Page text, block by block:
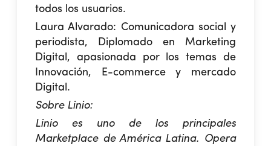
todos los usuarios.
Laura Alvarado: Comunicadora social y
periodista, Diplomado en Marketing
Digital, apasionada por los temas de
Innovación, E-commerce y mercado
Digital.
Sobre Linio:
Linio es uno de los principales
Marketplace de América Latina. Opera